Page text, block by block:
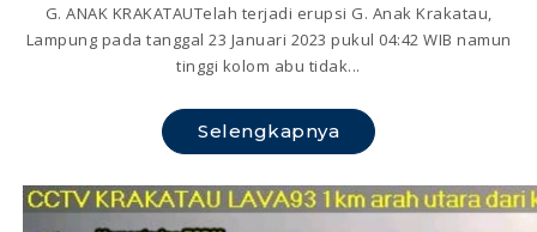
G. ANAK KRAKATAUTelah terjadi erupsi G. Anak Krakatau,
Lampung pada tanggal 23 Januari 2023 pukul 04:42 WIB namun
tinggi kolom abu tidak...
Selengkapnya